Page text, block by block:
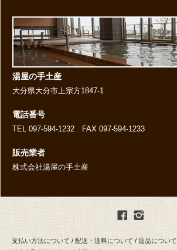
湯屋の手土産
大分県大分市上宗方1847-1
電話番号
TEL 097-594-1232 FAX 097-594-1233
販売業者
株式会社湯屋の手土産
支払い方法について / 配送・送料について / 返品について